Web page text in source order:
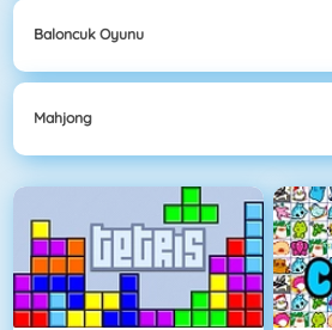
Baloncuk Oyunu
Mahjong